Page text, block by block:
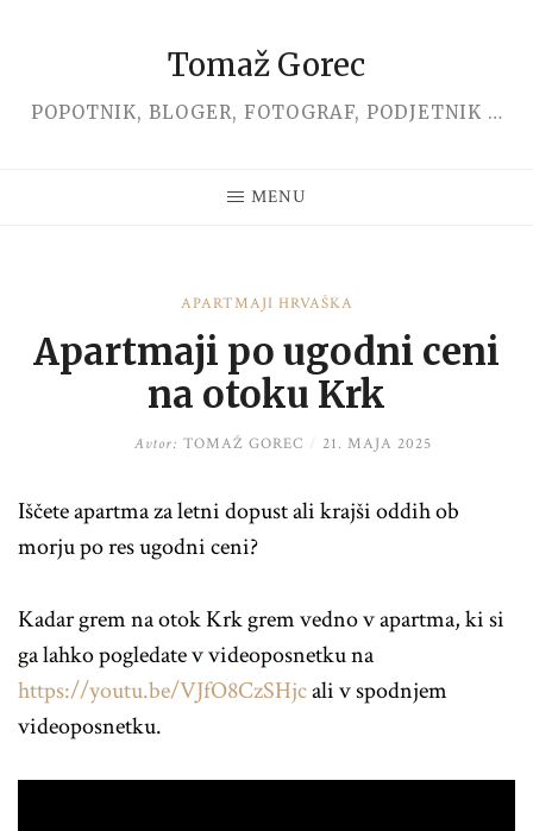
Tomaž Gorec
POPOTNIK, BLOGER, FOTOGRAF, PODJETNIK …
MENU
APARTMAJI HRVAŠKA
Apartmaji po ugodni ceni
na otoku Krk
Avtor: TOMAŽ GOREC / 21. MAJA 2025
Iščete apartma za letni dopust ali krajši oddih ob
morju po res ugodni ceni?
Kadar grem na otok Krk grem vedno v apartma, ki si
ga lahko pogledate v videoposnetku na
https://youtu.be/VJfO8CzSHjcali v spodnjem
videoposnetku.